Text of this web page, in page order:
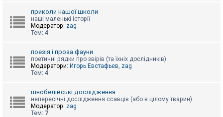
приколи нашої школи
наші маленькі історії
Модератор: zag
Тем: 4
поезія і проза фауни
поетичні рядки про звірів (та їхніх дослідників)
Модератори: Игорь Евстафьев, zag
Тем: 4
шнобелівські дослідження
непересічні дослідження ссавців (або в цілому тварин)
Модератор: zag
Тем: 7